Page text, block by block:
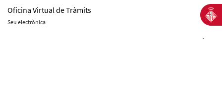
Oficina Virtual de Tràmits
Seu electrònica
-